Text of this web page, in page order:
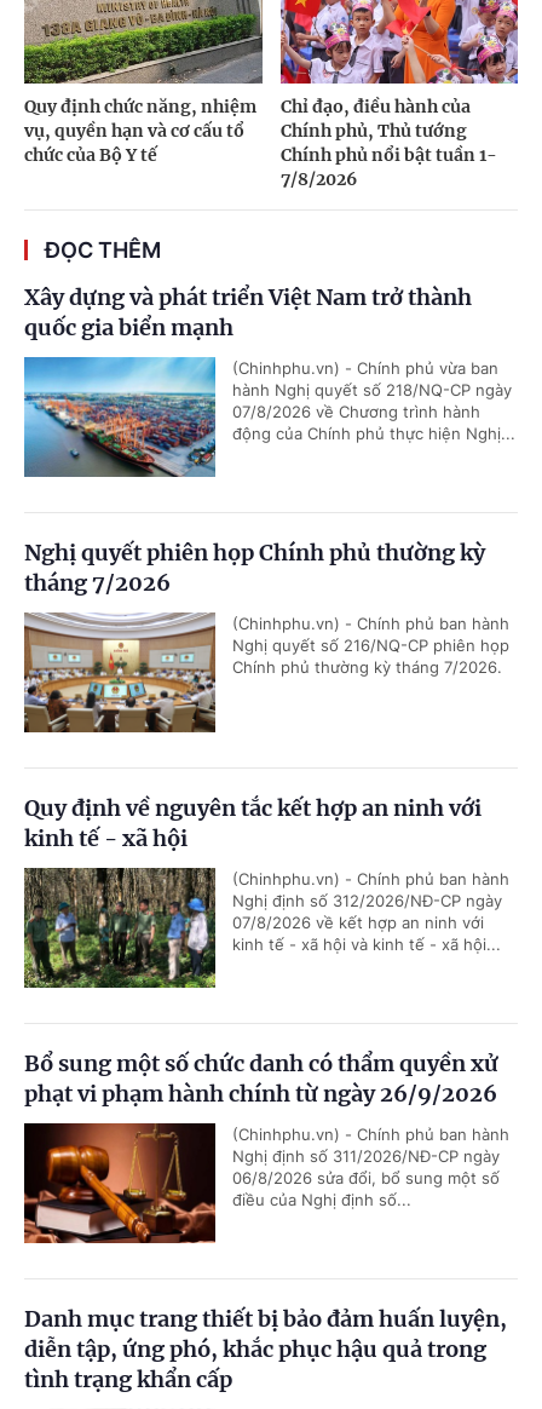
Quy định chức năng, nhiệm
vụ, quyền hạn và cơ cấu tổ
chức của Bộ Y tế
Chỉ đạo, điều hành của
Chính phủ, Thủ tướng
Chính phủ nổi bật tuần 1-
7/8/2026
ĐỌC THÊM
Xây dựng và phát triển Việt Nam trở thành
quốc gia biển mạnh
(Chinhphu.vn) - Chính phủ vừa ban
hành Nghị quyết số 218/NQ-CP ngày
07/8/2026 về Chương trình hành
động của Chính phủ thực hiện Nghị...
Nghị quyết phiên họp Chính phủ thường kỳ
tháng 7/2026
(Chinhphu.vn) - Chính phủ ban hành
Nghị quyết số 216/NQ-CP phiên họp
Chính phủ thường kỳ tháng 7/2026.
Quy định về nguyên tắc kết hợp an ninh với
kinh tế - xã hội
(Chinhphu.vn) - Chính phủ ban hành
Nghị định số 312/2026/NĐ-CP ngày
07/8/2026 về kết hợp an ninh với
kinh tế - xã hội và kinh tế - xã hội...
Bổ sung một số chức danh có thẩm quyền xử
phạt vi phạm hành chính từ ngày 26/9/2026
(Chinhphu.vn) - Chính phủ ban hành
Nghị định số 311/2026/NĐ-CP ngày
06/8/2026 sửa đổi, bổ sung một số
điều của Nghị định số...
Danh mục trang thiết bị bảo đảm huấn luyện,
diễn tập, ứng phó, khắc phục hậu quả trong
tình trạng khẩn cấp